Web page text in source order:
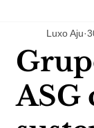
ASG
Luxo Aju